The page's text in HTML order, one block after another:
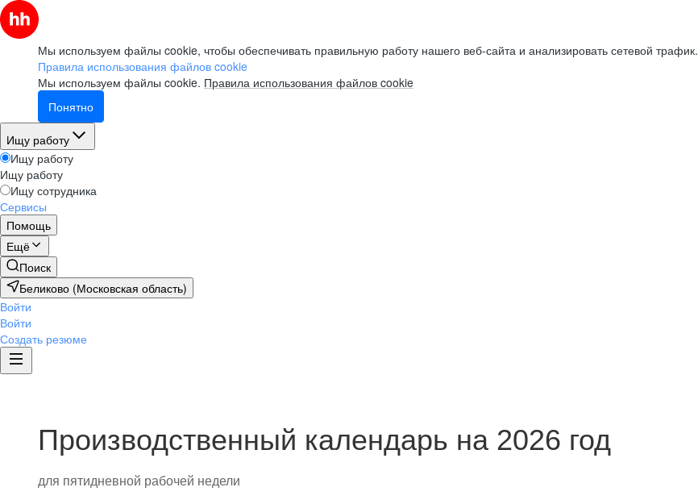
Мы используем файлы cookie, чтобы обеспечивать правильную работу нашего веб-сайта и анализировать сетевой трафик.
Правила использования файлов cookie
Мы используем файлы cookie. Правила использования файлов cookie
Понятно
Ищу работу
Ищу работу
Ищу работу
Ищу сотрудника
Сервисы
Помощь
Ещё
Поиск
Беликово (Московская область)
Войти
Войти
Создать резюме
Производственный календарь на 2026 год
для пятидневной рабочей недели